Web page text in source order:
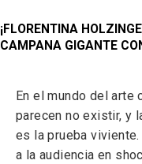
¡FLORENTINA
CAMPANA GIGANTE
En el mundo del
parecen no existir, y
es la prueba
a la audiencia en